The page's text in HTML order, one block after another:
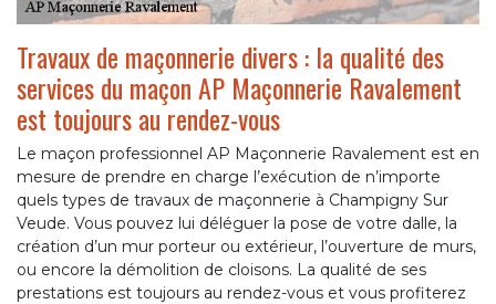
Travaux de maçonnerie divers : la qualité des
services du maçon AP Maçonnerie Ravalement
est toujours au rendez-vous
Le maçon professionnel AP Maçonnerie Ravalement est en
mesure de prendre en charge l’exécution de n’importe
quels types de travaux de maçonnerie à Champigny Sur
Veude. Vous pouvez lui déléguer la pose de votre dalle, la
création d’un mur porteur ou extérieur, l’ouverture de murs,
ou encore la démolition de cloisons. La qualité de ses
prestations est toujours au rendez-vous et vous profiterez